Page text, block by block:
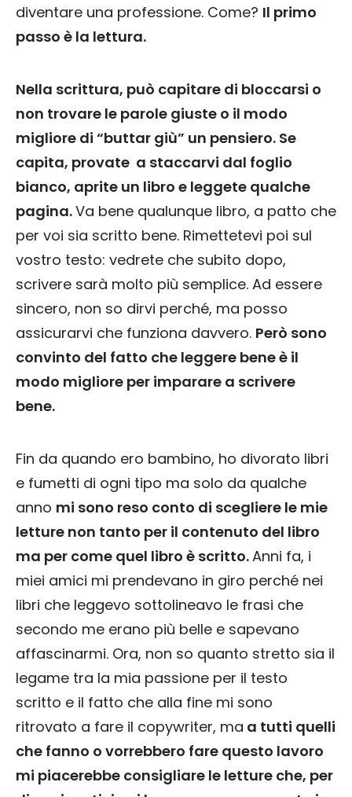
diventare una professione. Come? Il primo
passo è la lettura.
Nella scrittura, può capitare di bloccarsi o
non trovare le parole giuste o il modo
migliore di “buttar giù” un pensiero. Se
capita, provate a staccarvi dal foglio
bianco, aprite un libro e leggete qualche
pagina.Va bene qualunque libro, a patto che
per voi sia scritto bene. Rimettetevi poi sul
vostro testo: vedrete che subito dopo,
scrivere sarà molto più semplice. Ad essere
sincero, non so dirvi perché, ma posso
assicurarvi che funziona davvero. Però sono
convinto del fatto che leggere bene è il
modo migliore per imparare a scrivere
bene.
Fin da quando ero bambino, ho divorato libri
e fumetti di ogni tipo ma solo da qualche
anno mi sono reso conto di scegliere le mie
letture non tanto per il contenuto del libro
ma per come quel libro è scritto.Anni fa, i
miei amici mi prendevano in giro perché nei
libri che leggevo sottolineavo le frasi che
secondo me erano più belle e sapevano
affascinarmi. Ora, non so quanto stretto sia il
legame tra la mia passione per il testo
scritto e il fatto che alla fine mi sono
ritrovato a fare il copywriter, ma a tutti quelli
che fanno o vorrebbero fare questo lavoro
mi piacerebbe consigliare le letture che, per